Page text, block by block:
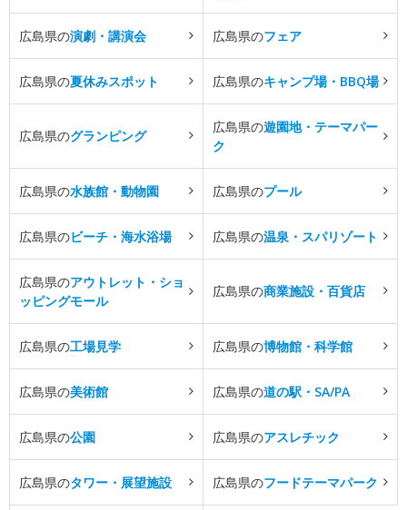
広島県の演劇・講演会 広島県のフェア
広島県の夏休みスポット 広島県のキャンプ場・BBQ場
広島県のグランピング
広島県の遊園地・テーマパー
ク
広島県の水族館・動物園 広島県のプール
広島県のビーチ・海水浴場 広島県の温泉・スパリゾート
広島県のアウトレット・ショ
ッピングモール
広島県の商業施設・百貨店
広島県の工場見学 広島県の博物館・科学館
広島県の美術館 広島県の道の駅・SA/PA
広島県の公園 広島県のアスレチック
広島県のタワー・展望施設 広島県のフードテーマパーク